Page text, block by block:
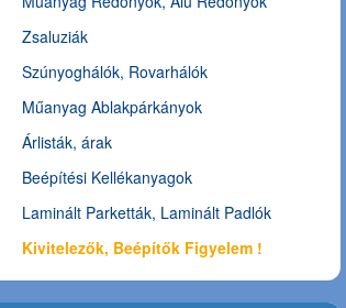
Zsaluziák
Szúnyoghálók, Rovarhálók
Műanyag Ablakpárkányok
Árlisták, árak
Beépítési Kellékanyagok
Laminált Parketták, Laminált Padlók
Kivitelezők, Beépítők Figyelem !